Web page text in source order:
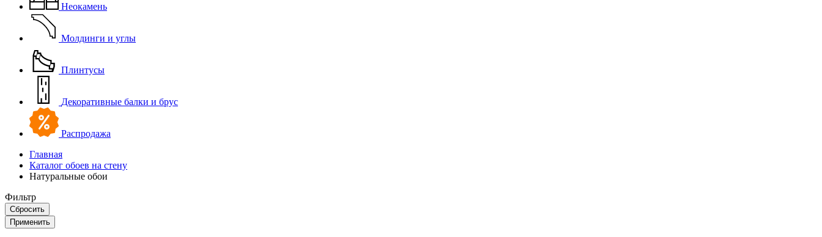
Неокамень
Молдинги и углы
Плинтусы
Декоративные балки и брус
Распродажа
Главная
Каталог обоев на стену
Натуральные обои
Фильтр
Сбросить
Применить